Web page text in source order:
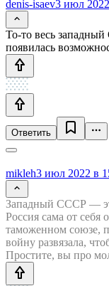
denis-isaev3 июл
То-то весь
появилась
Ответить
mikleh3 июл 2022 в
Западный СССР —
Россия сама от себя
таможенном союзе,
войну развязала,
Простите, вы про